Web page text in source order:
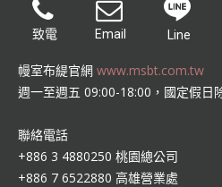
致電 Email Line
幔室布緹官網 www.msbt.com.tw
週一至週五 09:00-18:00，國定假日
聯絡電話
+886 3 4880250 桃園總公司
+886 7 6522880 高雄營業處